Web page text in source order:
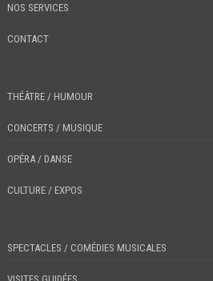
NOS SERVICES
CONTACT
THÉÂTRE / HUMOUR
CONCERTS / MUSIQUE
OPÉRA / DANSE
CULTURE / EXPOS
SPECTACLES / COMÉDIES MUSICALES
VISITES GUIDÉES